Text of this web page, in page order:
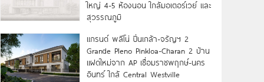
ใหญ่ 4-5 ห้องนอน ใกล้มอเตอร์เวย์ และ
สุวรรณภูมิ
แกรนด์ พลีโน่ ปิ่นเกล้า-จรัญฯ 2
Grande Pleno Pinkloa-Charan 2 บ้าน
แฝดใหม่จาก AP เชื่อมราชพฤกษ์-นคร
อินทร์ ใกล้ Central Westville